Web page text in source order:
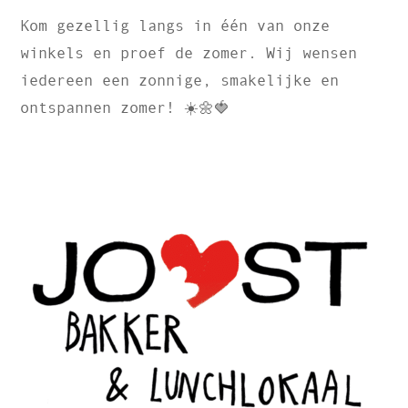
Kom gezellig langs in één van onze
winkels en proef de zomer. Wij wensen
iedereen een zonnige, smakelijke en
ontspannen zomer! ☀️🌼🍓